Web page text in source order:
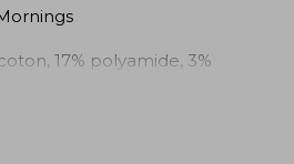
17% polyamide, 3%